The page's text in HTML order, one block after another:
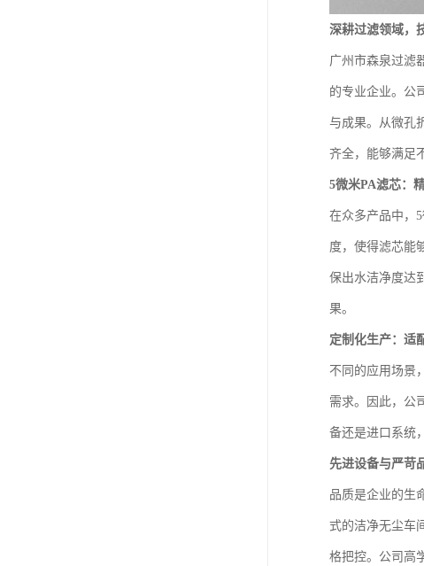
深耕过滤领域，
广州市森泉过滤
的专业企业。公
与成果。从微孔
齐全，能够满足
5微米PA滤芯：
在众多产品中，
度，使得滤芯能
保出水洁净度达
果。
定制化生产：适
不同的应用场景
需求。因此，公
备还是进口系统
先进设备与严苛
品质是企业的生
式的洁净无尘车
格把控。公司高